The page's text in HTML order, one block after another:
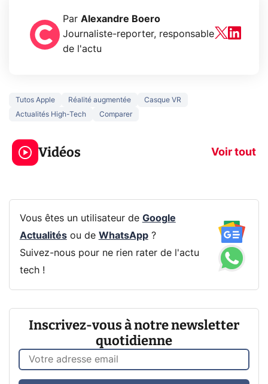
Par Alexandre Boero
Journaliste-reporter, responsable
de l'actu
Tutos Apple Réalité augmentée
Casque VR
Actualités High-Tech
Comparer
Vidéos Voir tout
5 générations de
jeux dans la
prochaine Xbox !
navigation
Vous êtes un utilisateur de Google
Actualitésou de WhatsApp?
Suivez-nous pour ne rien rater de l'actu
tech !
Inscrivez-vous à notre newsletter
quotidienne